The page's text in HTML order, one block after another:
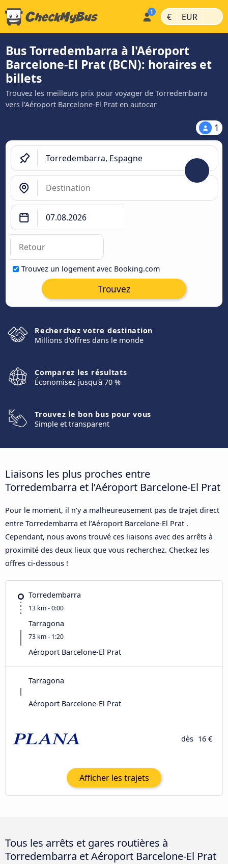
€ | EUR |
Bus Torredembarra à l'Aéroport
Barcelone-El Prat (BCN): horaires et
billets
Trouvez les meilleurs prix pour voyager de Torredembarra
vers l'Aéroport Barcelone-El Prat en autocar
1
Trouvez un logement avec Booking.com
Trouvez
Recherchez votre destination
Millions d'offres dans le monde
Comparez les résultats
Économisez jusqu'à 70 %
Trouvez le bon bus pour vous
Simple et transparent
Liaisons les plus proches entre
Torredembarra et l’Aéroport Barcelone-El Prat
Pour le moment, il n'y a malheureusement pas de trajet direct
entre Torredembarra et l’Aéroport Barcelone-El Prat .
Cependant, nous avons trouvé ces liaisons avec des arrêts à
proximité des deux lieux que vous recherchez. Checkez les
offres ci-dessous !
Torredembarra
13 km - 0:00
Tarragona
73 km - 1:20
Aéroport Barcelone-El Prat
Tarragona
Aéroport Barcelone-El Prat
dès 16 €
Afficher les trajets
Tous les arrêts et gares routières à
Torredembarra et Aéroport Barcelone-El Prat